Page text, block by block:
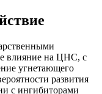
влияние на ЦНС, с
угнетающего
развития
с ингибиторами